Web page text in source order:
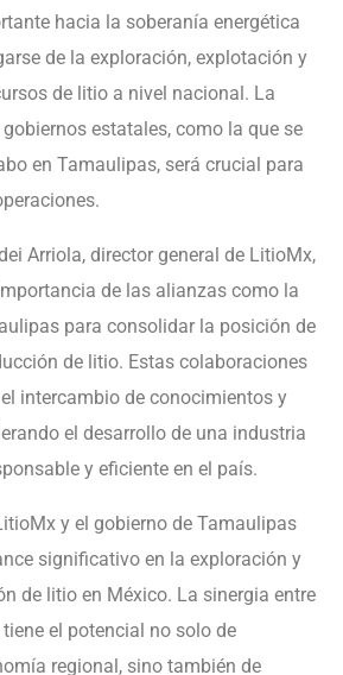
hacia la soberanía energética
de la exploración, explotación y
de litio a nivel nacional. La
estatales, como la que se
en Tamaulipas, será crucial para
Arriola, director general de LitioMx,
de las alianzas como la
para consolidar la posición de
de litio. Estas colaboraciones
intercambio de conocimientos y
el desarrollo de una industria
y eficiente en el país.
y el gobierno de Tamaulipas
significativo en la exploración y
de litio en México. La sinergia entre
el potencial no solo de
regional, sino también de